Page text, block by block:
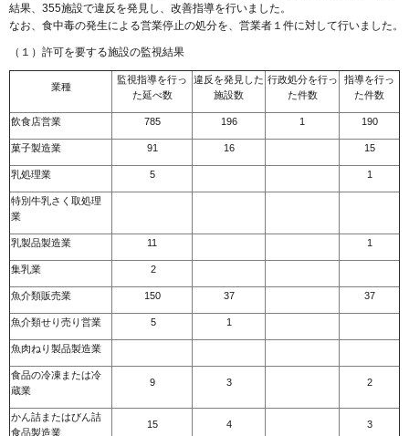
結果、355施設で違反を発見し、改善指導を行いました。
なお、食中毒の発生による営業停止の処分を、営業者１件に対して行いました。
（１）許可を要する施設の監視結果
業種
監視指導を行っ
た延べ数
違反を発見した
施設数
行政処分を行っ
た件数
指導を行っ
た件数
飲食店営業 785 196 1 190
菓子製造業 91 16 15
乳処理業 5 1
特別牛乳さく取処理
業
乳製品製造業 11 1
集乳業 2
魚介類販売業 150 37 37
魚介類せり売り営業 5 1
魚肉ねり製品製造業
食品の冷凍または冷
蔵業
9 3 2
かん詰またはびん詰
食品製造業
15 4 3